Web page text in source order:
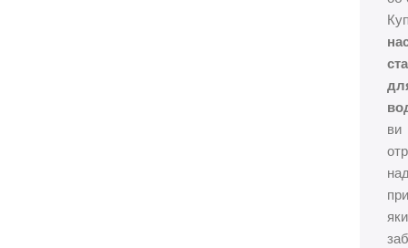
ви